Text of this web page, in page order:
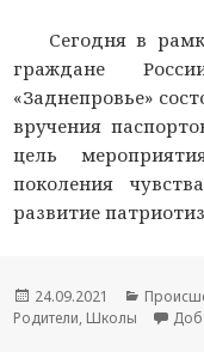
Сегодня в
граждане
«Заднепровье»
вручения
цель
поколения
развитие
Опубликовано
24.09.2021 Рубрики
Родители, Школы